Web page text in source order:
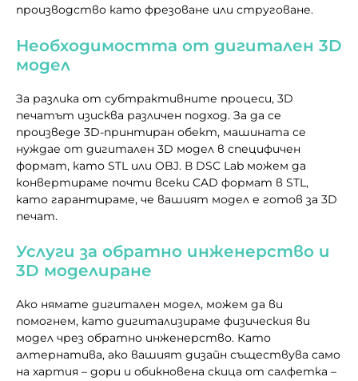
производство като фрезоване или струговане.
Необходимостта от дигитален 3D
модел
За разлика от субтрактивните процеси, 3D
печатът изисква различен подход. За да се
произведе 3D-принтиран обект, машината се
нуждае от дигитален 3D модел в специфичен
формат, като STL или OBJ. В DSC Lab можем да
конвертираме почти всеки CAD формат в STL,
като гарантираме, че вашият модел е готов за 3D
печат.
Услуги за обратно инженерство и
3D моделиране
Ако нямате дигитален модел, можем да ви
помогнем, като дигитализираме физическия ви
модел чрез обратно инженерство. Като
алтернатива, ако вашият дизайн съществува само
на хартия – дори и обикновена скица от салфетка –